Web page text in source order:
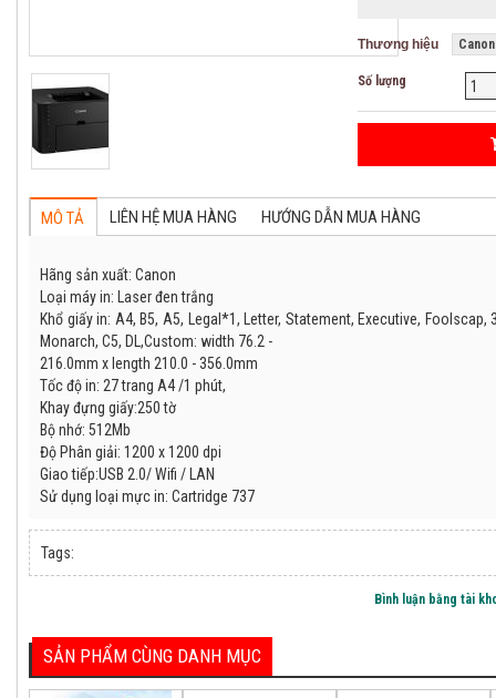
Thương hiệu Canon
Số lượng
MÔ TẢ LIÊN HỆ MUA HÀNG HƯỚNG DẪN MUA HÀNG
Hãng sản xuất: Canon
Loại máy in: Laser đen trắng
Khổ giấy in: A4, B5, A5, Legal*1, Letter, Statement, Executive, Foolscap,
Monarch, C5, DL,Custom: width 76.2 -
216.0mm x length 210.0 - 356.0mm
Tốc độ in: 27 trang A4 /1 phút,
Khay đựng giấy:250 tờ
Bộ nhớ: 512Mb
Độ Phân giải: 1200 x 1200 dpi
Giao tiếp:USB 2.0/ Wifi / LAN
Sử dụng loại mực in: Cartridge 737
Tags:
Bình luận bằng tài
SẢN PHẨM CÙNG DANH MỤC